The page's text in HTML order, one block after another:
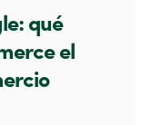
qué
el